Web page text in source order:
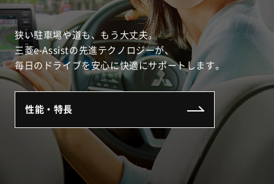
狭い駐車場や道も、もう大丈夫。
三菱e-Assistの先進テクノロジーが、
毎日のドライブを安心に快適にサポートします。
性能・特長